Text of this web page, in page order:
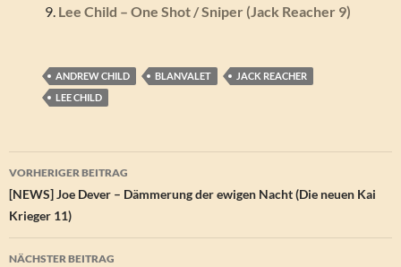
Lee Child – One Shot / Sniper (Jack Reacher 9)
ANDREW CHILD BLANVALET
JACK REACHER
LEE CHILD
Beitragsnavigation
VORHERIGER BEITRAG
[NEWS] Joe Dever – Dämmerung der ewigen Nacht (Die neuen Kai
Krieger 11)
NÄCHSTER BEITRAG